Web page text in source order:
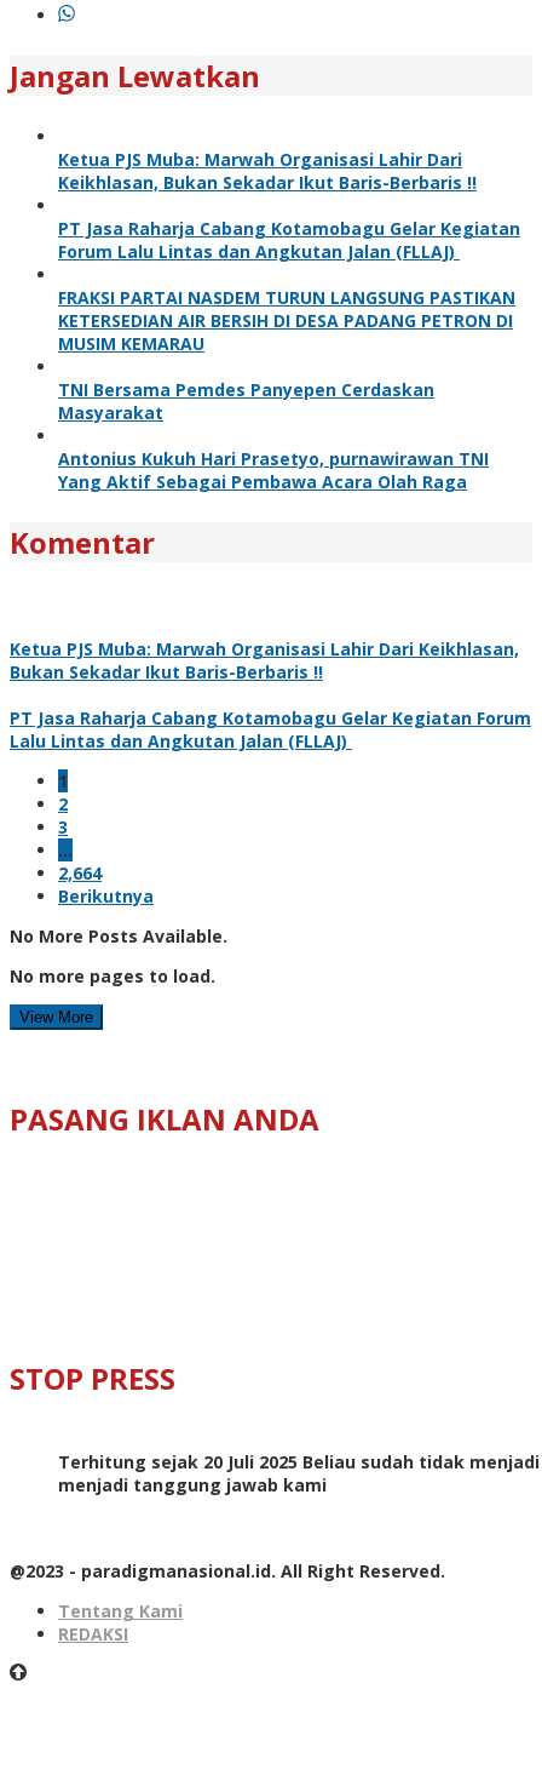
Jangan Lewatkan
Ketua PJS Muba: Marwah Organisasi Lahir Dari
Keikhlasan, Bukan Sekadar Ikut Baris-Berbaris !!
PT Jasa Raharja Cabang Kotamobagu Gelar Kegiatan
Forum Lalu Lintas dan Angkutan Jalan (FLLAJ)
FRAKSI PARTAI NASDEM TURUN LANGSUNG PASTIKAN
KETERSEDIAN AIR BERSIH DI DESA PADANG PETRON DI
MUSIM KEMARAU
TNI Bersama Pemdes Panyepen Cerdaskan
Masyarakat
Antonius Kukuh Hari Prasetyo, purnawirawan TNI
Yang Aktif Sebagai Pembawa Acara Olah Raga
Komentar
Ketua PJS Muba: Marwah Organisasi Lahir Dari Keikhlasan,
Bukan Sekadar Ikut Baris-Berbaris !!
PT Jasa Raharja Cabang Kotamobagu Gelar Kegiatan Forum
Lalu Lintas dan Angkutan Jalan (FLLAJ)
1
2
3
…
2,664
Berikutnya
No More Posts Available.
No more pages to load.
View More
PASANG IKLAN ANDA
STOP PRESS
Terhitung sejak 20 Juli 2025 Beliau sudah tidak
menjadi tanggung jawab kami
@2023 - paradigmanasional.id. All Right Reserved.
Tentang Kami
REDAKSI